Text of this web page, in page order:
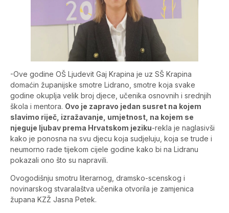
-Ove godine OŠ Ljudevit Gaj Krapina je uz SŠ Krapina
domaćin županijske smotre Lidrano, smotre koja svake
godine okuplja velik broj djece, učenika osnovnih i srednjih
škola i mentora. Ovo je zapravo jedan susret na kojem
slavimo riječ, izražavanje, umjetnost, na kojem se
njeguje ljubav prema Hrvatskom jeziku-rekla je naglasivši
kako je ponosna na svu djecu koja sudjeluju, koja se trude i
neumorno rade tijekom cijele godine kako bi na Lidranu
pokazali ono što su napravili.
Ovogodišnju smotru literarnog, dramsko-scenskog i
novinarskog stvaralaštva učenika otvorila je zamjenica
župana KZŽ Jasna Petek.